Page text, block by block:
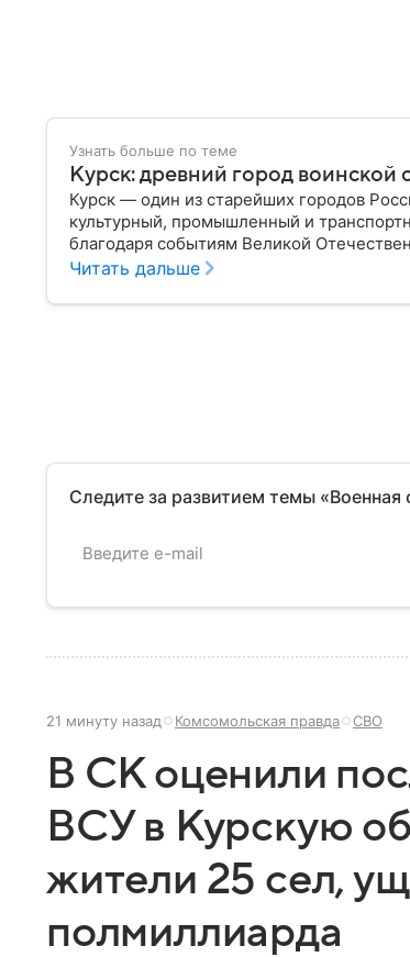
Узнать больше по теме
Курск: древний город воинской
Курск — один из старейших городов
культурный, промышленный и
благодаря событиям Великой
сражений в мировой истории. Собрали
Читать дальше
Следите за развитием темы «Военная
21 минуту назад Комсомольская правда СВО
В СК оценили
ВСУ в Курскую
жители 25 сел,
полмиллиарда